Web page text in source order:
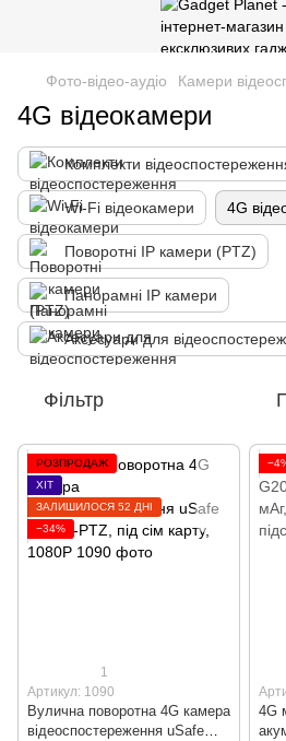
Фото-відео-аудіо Камери
4G відеокамери
Комплекти
Wi-Fi відеокамери 4G
Поворотні IP камери (PTZ)
Панорамні IP камери
Аксесуари для
Фільтр
РОЗПРОДАЖ
ХІТ
ЗАЛИШИЛОСЯ 52 ДНІ
−34%
1
Артикул: 1090
Вулична поворотна 4G камера
відеоспостереження uSafe
4G